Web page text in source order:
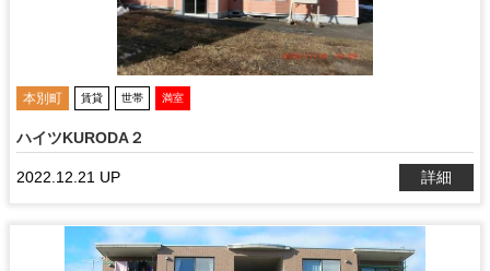
本別町 賃貸 世帯 満室
ハイツKURODA２
2022.12.21 UP 詳細